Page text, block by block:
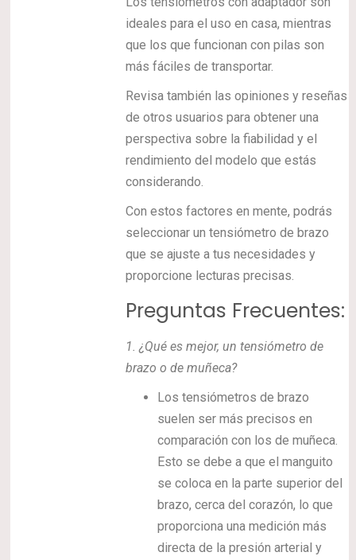
ideales para el uso en casa, mientras
que los que funcionan con pilas son
más fáciles de transportar.
Revisa también las opiniones y reseñas
de otros usuarios para obtener una
perspectiva sobre la fiabilidad y el
rendimiento del modelo que estás
considerando.
Con estos factores en mente, podrás
seleccionar un tensiómetro de brazo
que se ajuste a tus necesidades y
proporcione lecturas precisas.
Preguntas Frecuentes:
1.¿Qué es mejor, un tensiómetro de
brazo o de muñeca?
Los tensiómetros de brazo
suelen ser más precisos en
comparación con los de muñeca.
Esto se debe a que el manguito
se coloca en la parte superior del
brazo, cerca del corazón, lo que
proporciona una medición más
directa de la presión arterial y